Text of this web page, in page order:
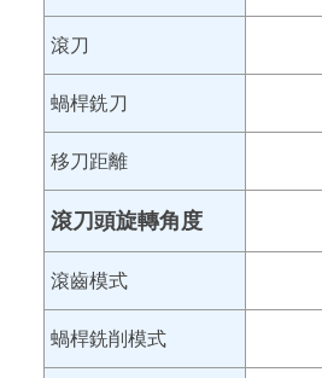
滾刀
蝸桿銑刀
移刀距離
滾刀頭旋轉角度
滾齒模式
蝸桿銑削模式